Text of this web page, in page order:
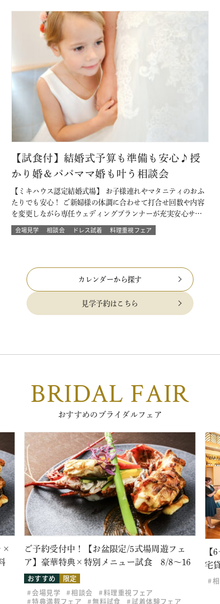
【試食付】結婚式予算も準備も安心♪授
かり婚＆パパママ婚も叶う相談会
【ミキハウス認定結婚式場】 お子様連れやマタニティのおふ
たりでも安心！ ご新婦様の体調に合わせて打合せ回数や内容
を変更しながら専任ウェディングプランナーが充実安心サポ
ート 授かり婚のカップルもパパママ婚のカップルが不安な部
分をすべて解消 必要なベビー用品やお部屋などもすべて結婚
会場見学 相談会 ドレス試着 料理重視フェア
カレンダーから探す
見学予約はこちら
BRIDAL FAIR
おすすめのブライダルフェア
×
ご予約受付中！【お盆限定/5式場周遊フェ
ア】豪華特典×特別メニュー試食 8/8～16
おすすめ
限定
会場見学
相談会
料理重視フェア
特典満載フェア
無料試食 試着体験フェア
【
宅